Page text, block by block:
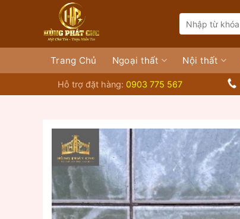
dung
for:
Trang Chủ Ngoại thất Nội thất
Hỗ trợ đặt hàng: 0903 775 567